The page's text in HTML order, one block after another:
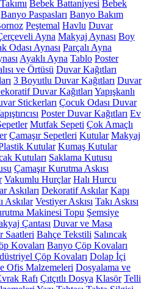
Bebek Battaniyesi Bebek
Banyo Paspasları Banyo Bakım
Peştemal Havlu Duvar
Ayna Makyaj Aynası Boy
Odası Aynası Parçalı Ayna
Ayaklı Ayna Tablo Poster
ve Örtüsü Duvar Kağıtları
3 Boyutlu Duvar Kağıtları Duvar
Duvar Kağıtları Yapışkanlı
Stickerları Çocuk Odası Duvar
Poster Duvar Kağıtları Ev
Mutfak Sepeti Çok Amaçlı
Çamaşır Sepetleri Kutular Makyaj
Kutular Kumaş Kutular
Kutuları Saklama Kutusu
Çamaşır Kurutma Askısı
Vakumlu Hurçlar Halı Hurcu
Askıları Dekoratif Askılar Kapı
Askılar Vestiyer Askısı Takı Askısı
Makinesi Topu Şemsiye
Çantası Duvar ve Masa
Saatleri Bahçe Tekstili Salıncak
Kovaları Banyo Çöp Kovaları
Çöp Kovaları Dolap İçi
Ofis Malzemeleri Dosyalama ve
Rafı Çıtçıtlı Dosya Klasör Telli